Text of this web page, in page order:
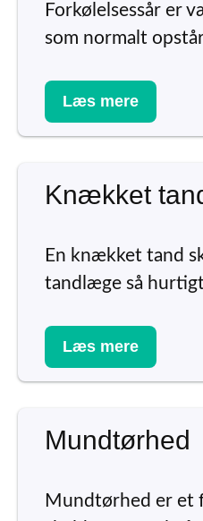
Forkølelsessår er
som normalt
Læs mere
Knækket
En knækket tand
tandlæge så
Læs mere
Mundtørhed
Mundtørhed er et